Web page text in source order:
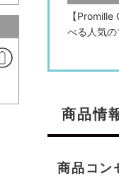
【
べる人気の
商品情
商品コン